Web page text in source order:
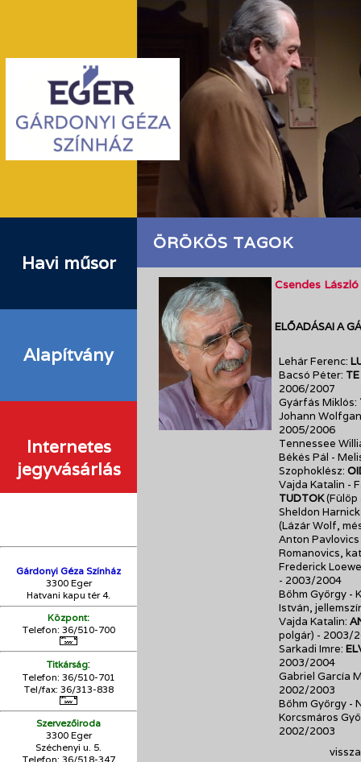
Havi műsor
Alapítvány
Internetes
jegyvásárlás
Gárdonyi Géza Színház
3300 Eger
Hatvani kapu tér 4.
Központ:
Telefon: 36/510-700
Titkárság:
Telefon: 36/510-701
Tel/fax: 36/313-838
Szervezőiroda
3300 Eger
Széchenyi u. 5.
Telefon: 36/518-347
ÖRÖKÖS TAGOK
Csendes László
ELŐADÁSAI A
Lehár Ferenc:
Bacsó Péter:
2006/2007
Gyárfás Miklós:
Johann
2005/2006
Tennessee
Békés Pál -
Szophoklész:
Vajda Katalin -
TUDTOK(Fülöp
Sheldon
(Lázár Wolf,
Anton
Romanovics,
Frederick
- 2003/2004
Böhm György -
István,
Vajda Katalin:
polgár) - 2003/
Sarkadi Imre:
2003/2004
Gabriel García
2002/2003
Böhm György -
Korcsmáros
2002/2003